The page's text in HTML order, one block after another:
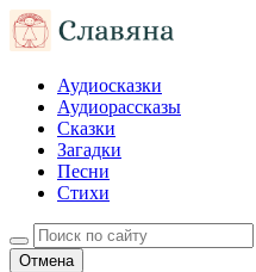
Аудиосказки
Аудиорассказы
Сказки
Загадки
Песни
Стихи
Отмена